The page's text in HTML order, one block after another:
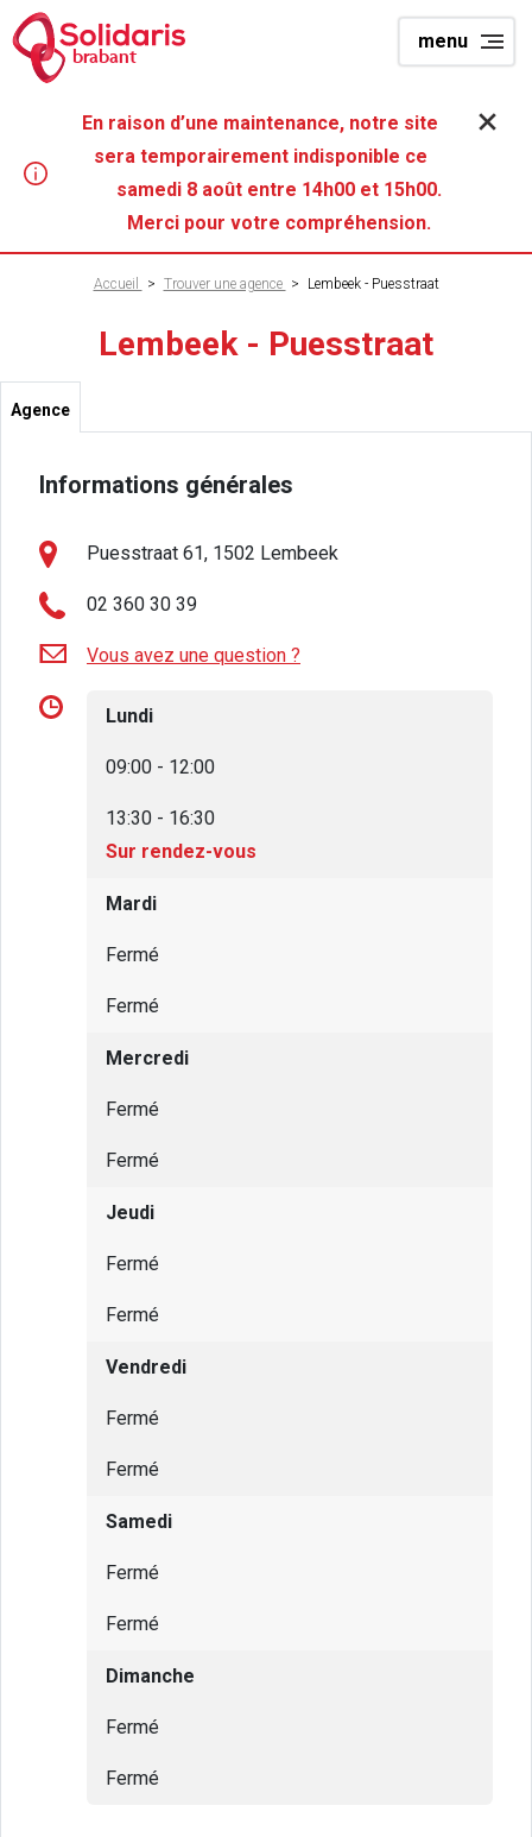
Aller
au
contenu
menu
brabant
En raison d’une maintenance, notre site
sera temporairement indisponible ce
samedi 8 août entre 14h00 et 15h00.
Merci pour votre compréhension.
Accueil > Trouver une agence > Lembeek - Puesstraat
Lembeek - Puesstraat
Agence
Informations générales
Puesstraat 61, 1502 Lembeek
02 360 30 39
Vous avez une question ?
Lundi
09:00 - 12:00
13:30 - 16:30
Sur rendez-vous
Mardi
Fermé
Fermé
Mercredi
Fermé
Fermé
Jeudi
Fermé
Fermé
Vendredi
Fermé
Fermé
Samedi
Fermé
Fermé
Dimanche
Fermé
Fermé